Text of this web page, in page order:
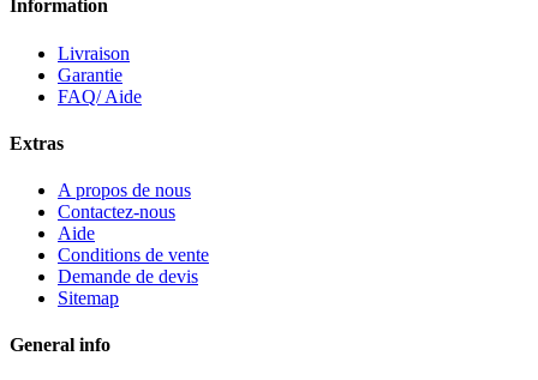
Information
Livraison
Garantie
FAQ/ Aide
Extras
A propos de nous
Contactez-nous
Aide
Conditions de vente
Demande de devis
Sitemap
General info